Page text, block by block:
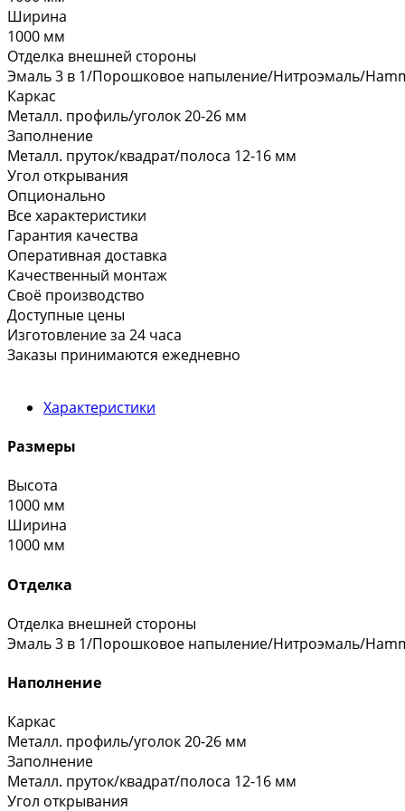
Ширина
1000 мм
Отделка внешней стороны
Эмаль 3 в 1/Порошковое напыление/Нитроэмаль/
Каркас
Металл. профиль/уголок 20-26 мм
Заполнение
Металл. пруток/квадрат/полоса 12-16 мм
Угол открывания
Опционально
Все характеристики
Гарантия качества
Оперативная доставка
Качественный монтаж
Своё производство
Доступные цены
Изготовление за 24 часа
Заказы принимаются ежедневно
Характеристики
Размеры
Высота
1000 мм
Ширина
1000 мм
Отделка
Отделка внешней стороны
Эмаль 3 в 1/Порошковое напыление/Нитроэмаль/
Наполнение
Каркас
Металл. профиль/уголок 20-26 мм
Заполнение
Металл. пруток/квадрат/полоса 12-16 мм
Угол открывания